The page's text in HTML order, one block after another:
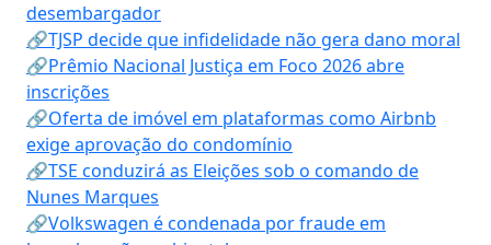
desembargador
🔗TJSP decide que infidelidade não gera dano moral
🔗Prêmio Nacional Justiça em Foco 2026 abre
inscrições
🔗Oferta de imóvel em plataformas como Airbnb
exige aprovação do condomínio
🔗TSE conduzirá as Eleições sob o comando de
Nunes Marques
🔗Volkswagen é condenada por fraude em